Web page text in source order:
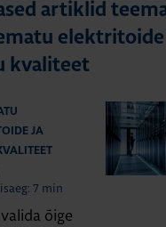
artiklid
elektritoide
kvaliteet
JA
7 min
õige